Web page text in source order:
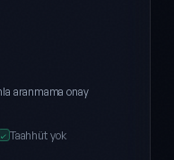
aranmama onay
✓ Taahhüt yok